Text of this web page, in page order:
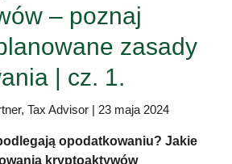
– poznaj
zasady
| cz. 1.
Tax Advisor | 23 maja 2024
opodatkowaniu? Jakie
kryptoaktywów